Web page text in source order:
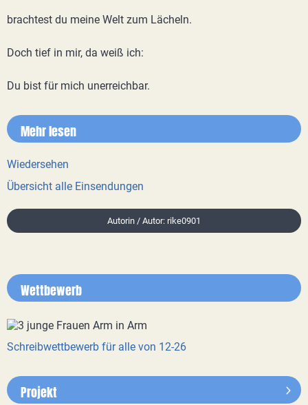
brachtest du meine Welt zum Lächeln.
Doch tief in mir, da weiß ich:
Du bist für mich unerreichbar.
Mehr lesen
Wiedersehen
Übersicht alle Einsendungen
Autorin / Autor: rike0901
Wettbewerb
Schreibwettbewerb für alle von 12-26
Projekt